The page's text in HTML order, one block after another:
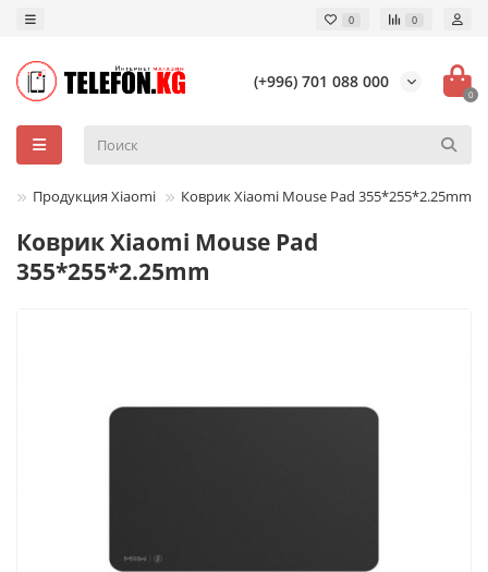
0 0
(+996) 701 088 000
0
Продукция Xiaomi Коврик Xiaomi Mouse Pad 355*255*2.25mm
Коврик Xiaomi Mouse Pad
355*255*2.25mm